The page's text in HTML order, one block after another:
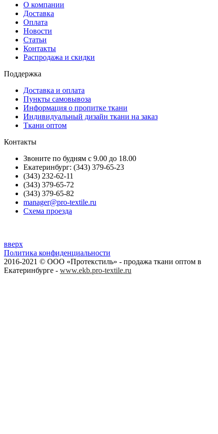
О компании
Доставка
Оплата
Новости
Статьи
Контакты
Распродажа и скидки
Поддержка
Доставка и оплата
Пункты самовывоза
Информация о пропитке ткани
Индивидуальный дизайн ткани на заказ
Ткани оптом
Контакты
Звоните по будням с 9.00 до 18.00
Екатеринбург: (343) 379-65-23
(343) 232-62-11
(343) 379-65-72
(343) 379-65-82
manager@pro-textile.ru
Схема проезда
вверх
Политика конфиденциальности
2016-2021 © ООО «Протекстиль» - продажа ткани оптом в
Екатеринбурге - www.ekb.pro-textile.ru